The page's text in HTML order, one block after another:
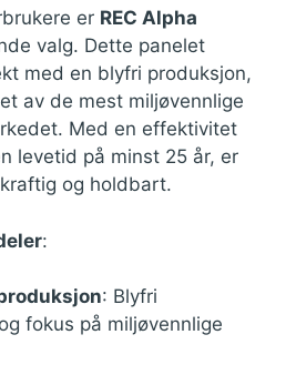
er REC Alpha
valg. Dette panelet
med en blyfri produksjon,
av de mest miljøvennlige
Med en effektivitet
levetid på minst 25 år, er
og holdbart.
:
: Blyfri
fokus på miljøvennlige